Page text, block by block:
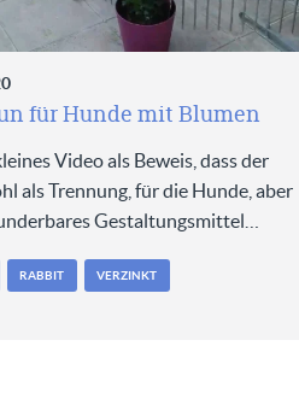
für Hunde mit Blumen
Video als Beweis, dass der
als Trennung, für die Hunde, aber
Gestaltungsmittel…
RABBIT VERZINKT